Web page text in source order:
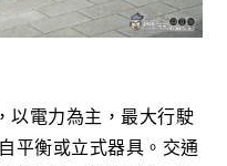
以電力為主，最大行駛
平衡或立式器具。交通